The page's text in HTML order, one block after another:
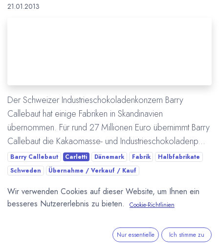
21.01.2013
Der Schweizer Industrieschokoladenkonzern Barry
Callebaut hat einige Fabriken in Skandinavien
übernommen. Für rund 27 Millionen Euro übernimmt Barry
Callebaut die Kakaomasse- und Industrieschokoladenp...
Barry Callebaut Carletti Dänemark Fabrik
Halbfabrikate
Schweden
Übernahme / Verkauf / Kauf
Mehr lesen
Wir verwenden Cookies auf dieser Website, um Ihnen ein
besseres Nutzererlebnis zu bieten.
Cookie-Richtlinien
Nur essentielle Ich stimme zu